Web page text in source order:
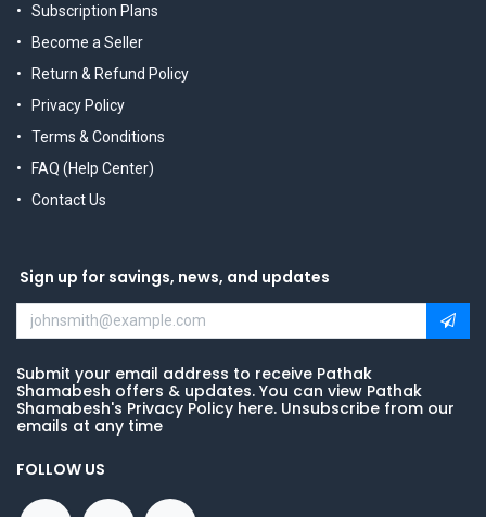
Subscription Plans
Become a Seller
Return & Refund Policy
Privacy Policy
Terms & Conditions
FAQ (Help Center)
Contact Us
Sign up for savings, news, and updates
Submit your email address to receive Pathak
Shamabesh offers & updates. You can view Pathak
Shamabesh's Privacy Policy here. Unsubscribe from our
emails at any time
FOLLOW US